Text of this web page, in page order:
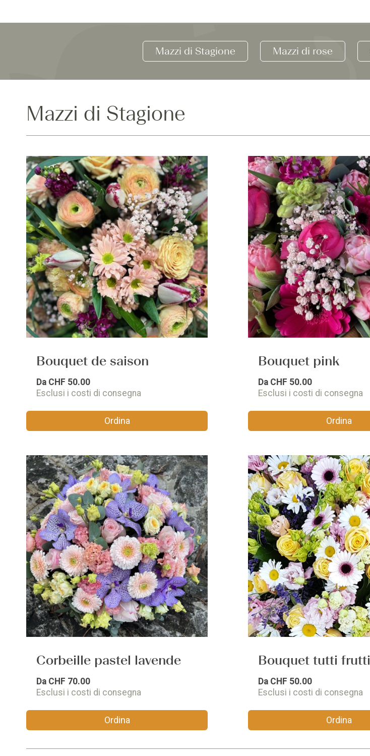
Mazzi di Stagione Mazzi di rose
Mazzi di Stagione
Bouquet de saison
Da CHF 50.00
Esclusi i costi di consegna
Ordina
Bouquet pink
Da CHF 50.00
Esclusi i costi di consegna
Ordina
Corbeille pastel lavende
Da CHF 70.00
Esclusi i costi di consegna
Ordina
Bouquet tutti frutti
Da CHF 50.00
Esclusi i costi di consegna
Ordina